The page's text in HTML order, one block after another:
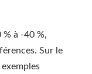
% à -40 %,
Sur le